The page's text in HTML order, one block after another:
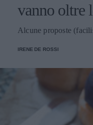
vanno oltre
Alcune proposte
IRENE DE ROSSI